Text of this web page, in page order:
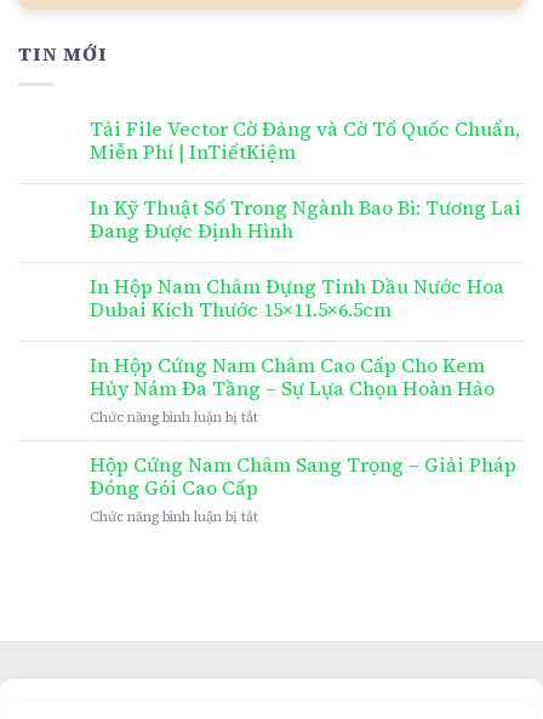
TIN MỚI
Tải File Vector Cờ Đảng và Cờ Tổ Quốc Chuẩn,
Miễn Phí | InTiếtKiệm
In Kỹ Thuật Số Trong Ngành Bao Bì: Tương Lai
Đang Được Định Hình
In Hộp Nam Châm Đựng Tinh Dầu Nước Hoa
Dubai Kích Thước 15×11.5×6.5cm
In Hộp Cứng Nam Châm Cao Cấp Cho Kem
Hủy Nám Đa Tầng – Sự Lựa Chọn Hoàn Hảo
Chức năng bình luận bị tắtở
Hộp
Cứng
Châm
Nám
Hộp Cứng Nam Châm Sang Trọng – Giải Pháp
Đóng Gói Cao Cấp
Chức năng bình luận bị tắtở
Trọng